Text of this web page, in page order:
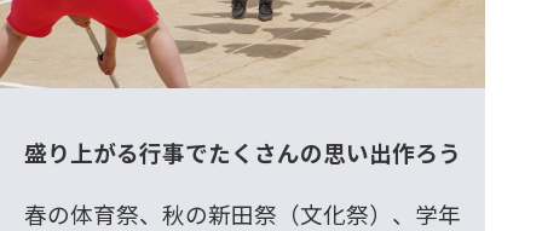
盛り上がる行事でたくさんの思い出作ろう
春の体育祭、秋の新田祭（文化祭）、学年